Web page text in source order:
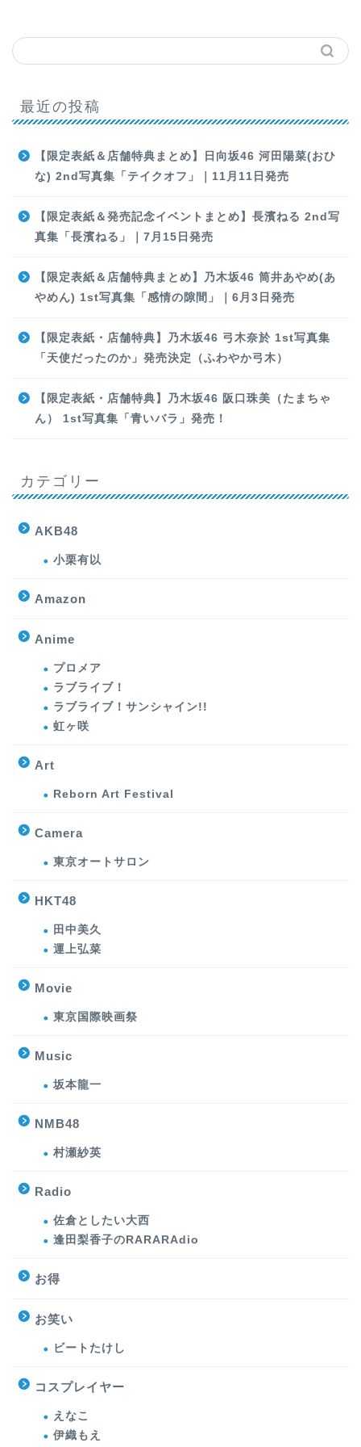
最近の投稿
【限定表紙＆店舗特典まとめ】日向坂46 河田陽菜(おひ
な) 2nd写真集「テイクオフ」｜11月11日発売
【限定表紙＆発売記念イベントまとめ】長濱ねる 2nd写
真集「長濱ねる」｜7月15日発売
【限定表紙＆店舗特典まとめ】乃木坂46 筒井あやめ(あ
やめん) 1st写真集「感情の隙間」｜6月3日発売
【限定表紙・店舗特典】乃木坂46 弓木奈於 1st写真集
「天使だったのか」発売決定（ふわやか弓木）
【限定表紙・店舗特典】乃木坂46 阪口珠美（たまちゃ
ん） 1st写真集「青いバラ」発売！
カテゴリー
AKB48
小栗有以
Amazon
Anime
プロメア
ラブライブ！
ラブライブ！サンシャイン!!
虹ヶ咲
Art
Reborn Art Festival
Camera
東京オートサロン
HKT48
田中美久
運上弘菜
Movie
東京国際映画祭
Music
坂本龍一
NMB48
村瀬紗英
Radio
佐倉としたい大西
逢田梨香子のRARARAdio
お得
お笑い
ビートたけし
コスプレイヤー
えなこ
伊織もえ